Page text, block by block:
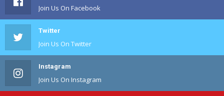
Join Us On Facebook
Twitter
Join Us On Twitter
Instagram
Join Us On Instagram